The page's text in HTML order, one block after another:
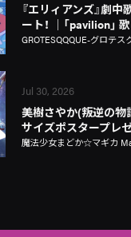
『エリィアンズ』劇
ート！ │「pavilion」
GROTESQQQUE-グロテス
Jul 30, 2026
美樹さやか(叛逆の物
サイズポスタープレ
魔法少女まどか☆マギカ